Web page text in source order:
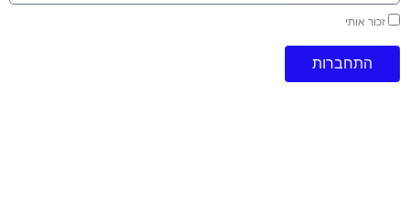
זכור אותי
התחברות